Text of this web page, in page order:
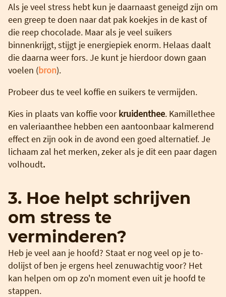
Als je veel stress hebt kun je daarnaast geneigd zijn om
een greep te doen naar dat pak koekjes in de kast of
die reep chocolade. Maar als je veel suikers
binnenkrijgt, stijgt je energiepiek enorm. Helaas daalt
die daarna weer fors. Je kunt je hierdoor down gaan
voelen (bron).
Probeer dus te veel koffie en suikers te vermijden.
Kies in plaats van koffie voorkruidenthee. Kamillethee
en valeriaanthee hebben een aantoonbaar kalmerend
effect en zijn ook in de avond een goed alternatief. Je
lichaam zal het merken, zeker als je dit een paar dagen
volhoudt.
3. Hoe helpt schrijven
om stress te
verminderen?
Heb je veel aan je hoofd? Staat er nog veel op je to-
dolijst of ben je ergens heel zenuwachtig voor? Het
kan helpen om op zo'n moment even uit je hoofd te
stappen.